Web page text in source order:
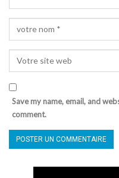
Save my name, email, and
comment.